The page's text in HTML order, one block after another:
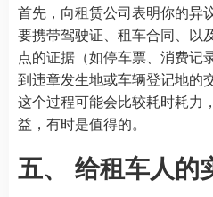
首先，向租赁公司表明你的异
要携带驾驶证、租车合同、以
点的证据（如停车票、消费记
到违章发生地或车辆登记地的
这个过程可能会比较耗时耗力
益，有时是值得的。
五、 给租车人的